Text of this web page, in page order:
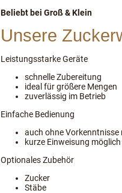
Beliebt bei Groß & Klein
Unsere
Leistungsstarke Geräte
schnelle Zubereitung
ideal für größere Mengen
zuverlässig im Betrieb
Einfache Bedienung
auch ohne Vorkenntnisse
kurze Einweisung möglich
Optionales Zubehör
Zucker
Stäbe